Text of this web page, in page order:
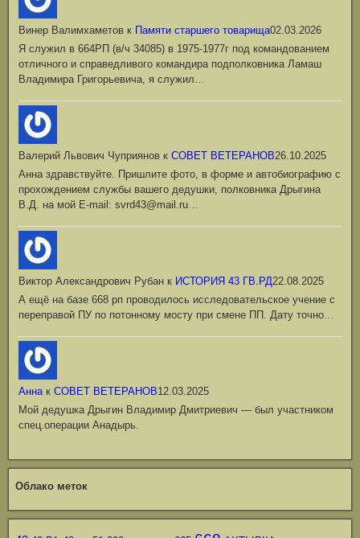
Винер Валимхаметов к Памяти старшего товарища02.03.2026
Я служил в 664РП (в/ч 34085) в 1975-1977г под командованием
отличного и справедливого командира подполковника Ламаш
Владимира Григорьевича, я служил…
Валерий Львович Чуприянов к СОВЕТ ВЕТЕРАНОВ26.10.2025
Анна здравствуйте. Пришлите фото, в форме и автобиографию с
прохождением службы вашего дедушки, полковника Дрыгина
В.Д. на мой Е-mail: svrd43@mail.ru…
Виктор Александрович Рубан к ИСТОРИЯ 43 ГВ.РД22.08.2025
А ещё на базе 668 рп проводилось исследовательское учение с
переправой ПУ по потонному мосту при смене ПП. Дату точно…
Аннак СОВЕТ ВЕТЕРАНОВ12.03.2025
Мой дедушка Дрыгин Владимир Дмитриевич — был участником
спец.операции Анадырь.
Облако меток